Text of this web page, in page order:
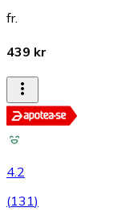
fr.
439 kr
4.2
(131)